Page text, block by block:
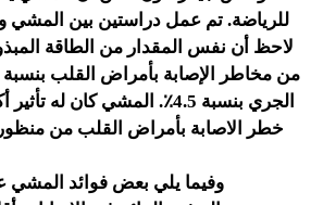
للرياضة. تم عمل دراستين بين المشي
لاحظ أن نفس المقدار من الطاقة
الجري بنسبة 4.5٪. المشي كان
خطر الاصابة بأمراض القلب من
وفيما يلي بعض فوائد المشي